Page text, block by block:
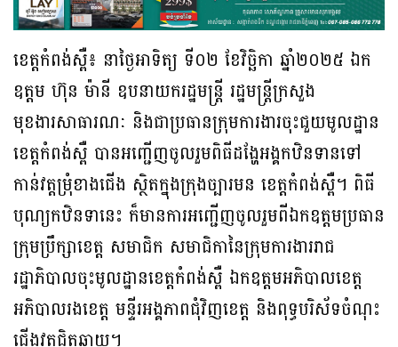
ខេត្តកំពង់ស្ពឺ៖ នាថ្ងៃអាទិត្យ ទី០២ ខែវិច្ឆិកា ឆ្នាំ២០២៥ ឯក
ឧត្តម ហ៊ុន ម៉ានី ឧបនាយករដ្ឋមន្ត្រី រដ្ឋមន្ត្រីក្រសួង
មុខងារសាធារណៈ និងជាប្រធានក្រុមការងារចុះជួយមូលដ្ឋាន
ខេត្តកំពង់ស្ពឺ បានអញ្ជើញចូលរួមពិធីដង្ហែអង្គកឋិនទានទៅ
កាន់វត្តម្រុំខាងជើង ស្ថិតក្នុងក្រុងច្បារមន ខេត្តកំពង់ស្ពឺ។ ពិធី
បុណ្យកឋិនទានេះ ក៏មានការអញ្ជេីញចូលរួមពីឯកឧត្ដមប្រធាន
ក្រុមប្រឹក្សាខេត្ត សមាជិក សមាជិកានៃក្រុមការងាររាជ
រដ្ឋាភិបាលចុះមូលដ្ឋានខេត្តកំពង់ស្ពឺ ឯកឧត្ដមអភិបាលខេត្ត
អភិបាលរងខេត្ត មន្ទីរអង្គភាពជុំវិញខេត្ត និងពុទ្ធបរិស័ទចំណុះ